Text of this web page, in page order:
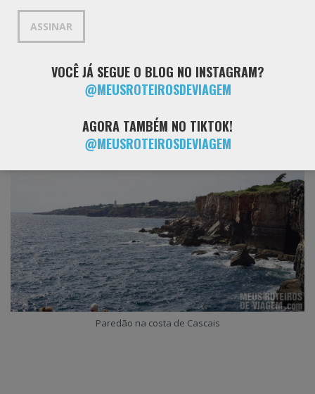
Paredão na costa de Cascais
ASSINAR
VOCÊ JÁ SEGUE O BLOG NO INSTAGRAM?
@MEUSROTEIROSDEVIAGEM
AGORA TAMBÉM NO TIKTOK!
@MEUSROTEIROSDEVIAGEM